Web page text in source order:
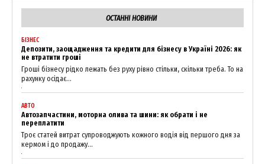
ОСТАННІ НОВИНИ
БІЗНЕС
Депозити, заощадження та кредити для бізнесу в Україні 2026: як
не втратити гроші
Гроші бізнесу рідко лежать без руху рівно стільки, скільки треба. То на
рахунку осідає...
АВТО
Автозапчастини, моторна олива та шини: як обрати і не
переплатити
Троє статей витрат супроводжують кожного водія від першого дня за
кермом і до продажу...